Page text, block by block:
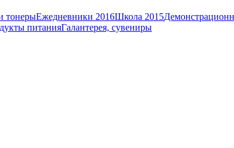
тонерыЕжедневники 2016Школа 2015
питанияГалантерея, сувениры